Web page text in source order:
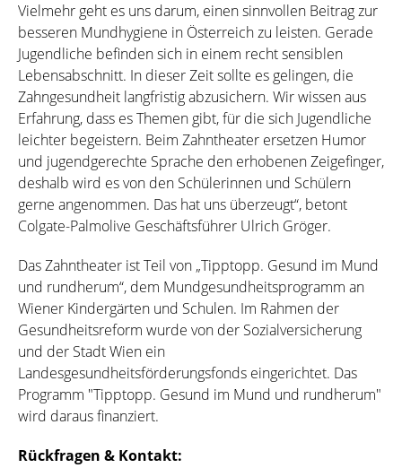
Vielmehr geht es uns darum, einen sinnvollen Beitrag zur
besseren Mundhygiene in Österreich zu leisten. Gerade
Jugendliche befinden sich in einem recht sensiblen
Lebensabschnitt. In dieser Zeit sollte es gelingen, die
Zahngesundheit langfristig abzusichern. Wir wissen aus
Erfahrung, dass es Themen gibt, für die sich Jugendliche
leichter begeistern. Beim Zahntheater ersetzen Humor
und jugendgerechte Sprache den erhobenen Zeigefinger,
deshalb wird es von den Schülerinnen und Schülern
gerne angenommen. Das hat uns überzeugt“, betont
Colgate-Palmolive Geschäftsführer Ulrich Gröger.
Das Zahntheater ist Teil von „Tipptopp. Gesund im Mund
und rundherum“, dem Mundgesundheitsprogramm an
Wiener Kindergärten und Schulen. Im Rahmen der
Gesundheitsreform wurde von der Sozialversicherung
und der Stadt Wien ein
Landesgesundheitsförderungsfonds eingerichtet. Das
Programm "Tipptopp. Gesund im Mund und rundherum"
wird daraus finanziert.
Rückfragen & Kontakt: